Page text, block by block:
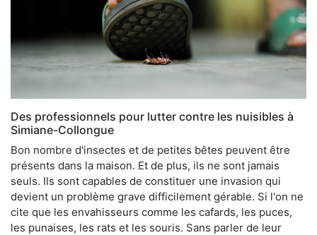
Des professionnels pour lutter contre les nuisibles à
Simiane-Collongue
Bon nombre d'insectes et de petites bêtes peuvent être
présents dans la maison. Et de plus, ils ne sont jamais
seuls. Ils sont capables de constituer une invasion qui
devient un problème grave difficilement gérable. Si l'on ne
cite que les envahisseurs comme les cafards, les puces,
les punaises, les rats et les souris. Sans parler de leur